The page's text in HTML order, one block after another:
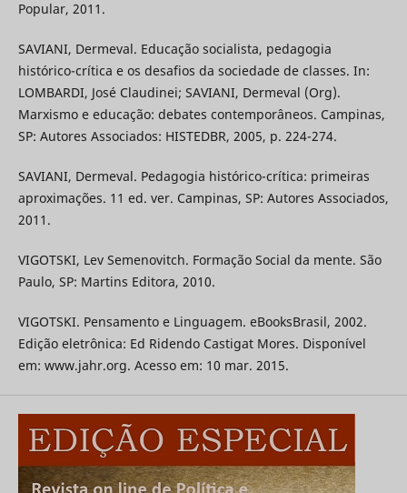
Popular, 2011.
SAVIANI, Dermeval. Educação socialista, pedagogia
histórico-crítica e os desafios da sociedade de classes. In:
LOMBARDI, José Claudinei; SAVIANI, Dermeval (Org).
Marxismo e educação: debates contemporâneos. Campinas,
SP: Autores Associados: HISTEDBR, 2005, p. 224-274.
SAVIANI, Dermeval. Pedagogia histórico-crítica: primeiras
aproximações. 11 ed. ver. Campinas, SP: Autores Associados,
2011.
VIGOTSKI, Lev Semenovitch. Formação Social da mente. São
Paulo, SP: Martins Editora, 2010.
VIGOTSKI. Pensamento e Linguagem. eBooksBrasil, 2002.
Edição eletrônica: Ed Ridendo Castigat Mores. Disponível
em: www.jahr.org. Acesso em: 10 mar. 2015.